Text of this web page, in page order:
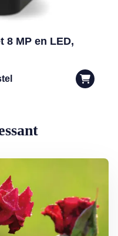
8 MP en LED,
op het noorden